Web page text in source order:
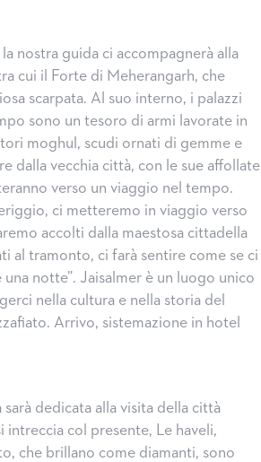
nostra guida ci accompagnerà alla
cui il Forte di Meherangarh, che
scarpata. Al suo interno, i palazzi
sono un tesoro di armi lavorate in
moghul, scudi ornati di gemme e
dalla vecchia città, con le sue affollate
verso un viaggio nel tempo.
ci metteremo in viaggio verso
accolti dalla maestosa cittadella
al tramonto, ci farà sentire come se ci
notte”. Jaisalmer è un luogo unico
nella cultura e nella storia del
Arrivo, sistemazione in hotel
dedicata alla visita della città
intreccia col presente, Le haveli,
che brillano come diamanti, sono